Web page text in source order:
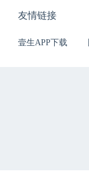
友情链接
壹生APP下载